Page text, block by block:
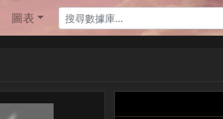
圖表